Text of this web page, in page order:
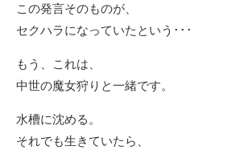
この発言そのものが、
セクハラになっていたという･･･
もう、これは、
中世の魔女狩りと一緒です。
水槽に沈める。
それでも生きていたら、